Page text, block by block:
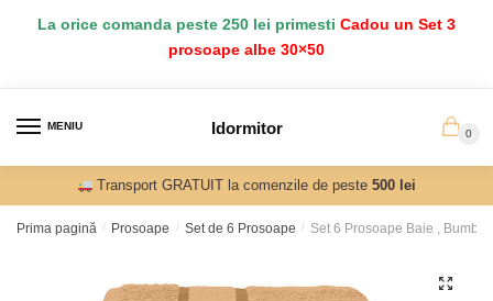
La orice comanda peste 250 lei primesti Cadou un Set 3
prosoape albe 30×50
MENIU Idormitor 0
Transport GRATUIT la comenzile de peste500 lei
Prima pagină / Prosoape / Set de 6 Prosoape / Set 6 Prosoape Baie ,